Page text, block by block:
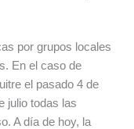
por grupos locales
En el caso de
el pasado 4 de
julio todas las
A día de hoy, la